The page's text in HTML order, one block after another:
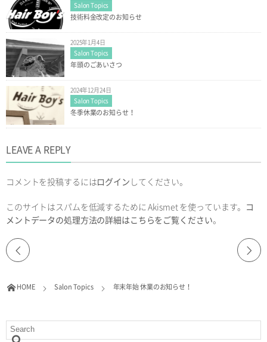
Salon Topics
技術料金改定のお知らせ
2025年1月4日
Salon Topics
年頭のごあいさつ
2024年12月24日
Salon Topics
冬季休業のお知らせ！
LEAVE A REPLY
コメントを投稿するにはログイン してください。
このサイトはスパムを低減するために Akismet を使っています。 コ
メントデータの処理方法の詳細はこちらをご覧ください。
HOME Salon Topics 年末年始 休業のお知らせ！